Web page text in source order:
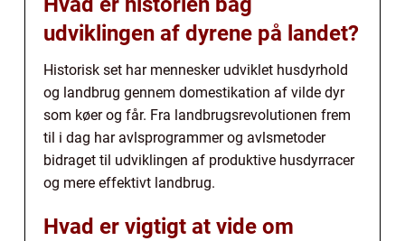
udviklingen af dyrene på landet?
Historisk set har mennesker udviklet husdyrhold
og landbrug gennem domestikation af vilde dyr
som køer og får. Fra landbrugsrevolutionen frem
til i dag har avlsprogrammer og avlsmetoder
bidraget til udviklingen af produktive husdyrracer
og mere effektivt landbrug.
Hvad er vigtigt at vide om